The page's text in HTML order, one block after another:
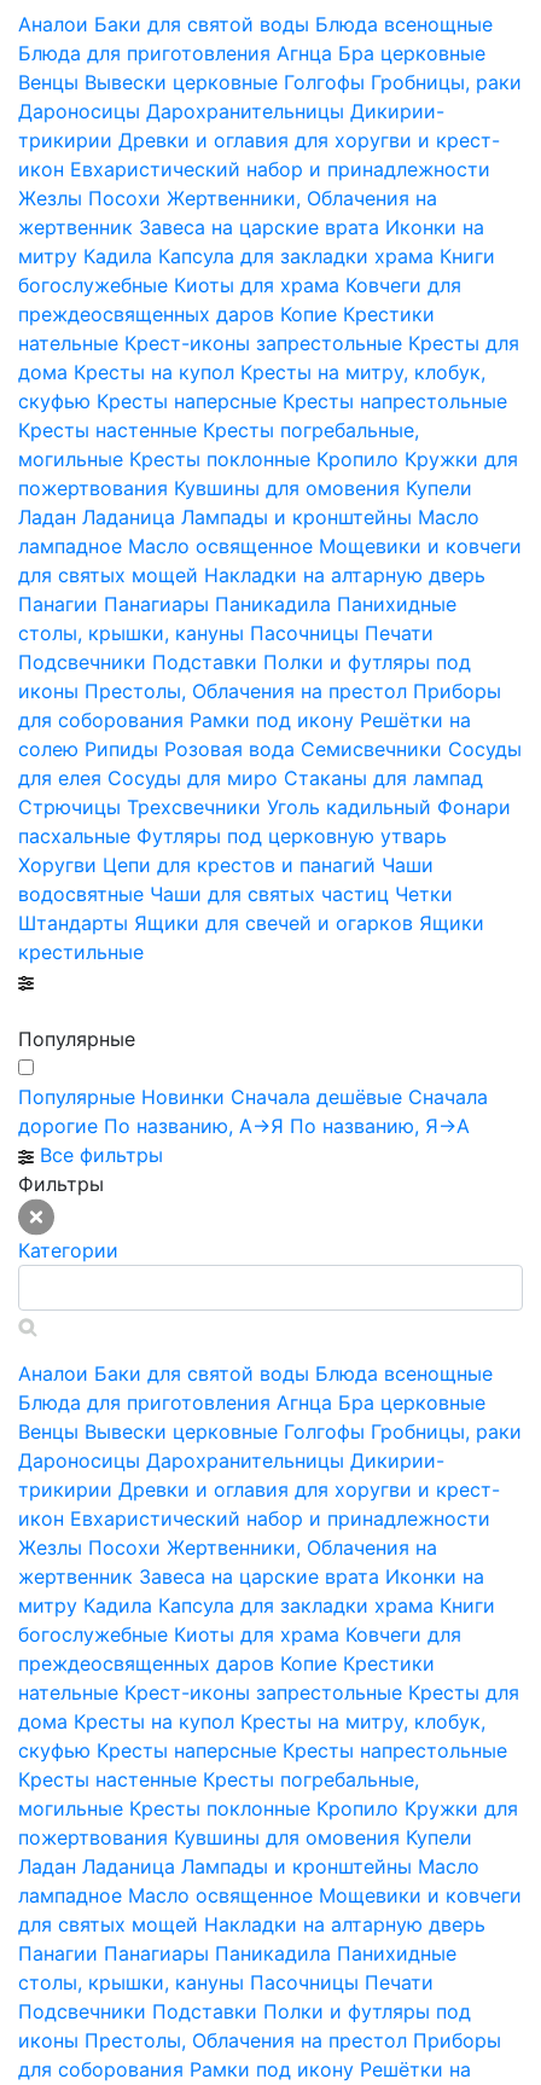
Аналои Баки для святой воды Блюда всенощные
Блюда для приготовления Агнца Бра церковные
Венцы Вывески церковные Голгофы Гробницы, раки
Дароносицы Дарохранительницы Дикирии-
трикирии Древки и оглавия для хоругви и крест-
икон Евхаристический набор и принадлежности
Жезлы Посохи Жертвенники, Облачения на
жертвенник Завеса на царские врата Иконки на
митру Кадила Капсула для закладки храма Книги
богослужебные Киоты для храма Ковчеги для
преждеосвященных даров Копие Крестики
нательные Крест-иконы запрестольные Кресты для
дома Кресты на купол Кресты на митру, клобук,
скуфью Кресты наперсные Кресты напрестольные
Кресты настенные Кресты погребальные,
могильные Кресты поклонные Кропило Кружки для
пожертвования Кувшины для омовения Купели
Ладан Ладаница Лампады и кронштейны Масло
лампадное Масло освященное Мощевики и ковчеги
для святых мощей Накладки на алтарную дверь
Панагии Панагиары Паникадила Панихидные
столы, крышки, кануны Пасочницы Печати
Подсвечники Подставки Полки и футляры под
иконы Престолы, Облачения на престол Приборы
для соборования Рамки под икону Решётки на
солею Рипиды Розовая вода Семисвечники Сосуды
для елея Сосуды для миро Стаканы для лампад
Стрючицы Трехсвечники Уголь кадильный Фонари
пасхальные Футляры под церковную утварь
Хоругви Цепи для крестов и панагий Чаши
водосвятные Чаши для святых частиц Четки
Штандарты Ящики для свечей и огарков Ящики
крестильные
Популярные
Популярные Новинки Сначала дешёвые Сначала
дорогие По названию, А->Я По названию, Я->А
Все фильтры
Фильтры
Категории
Аналои Баки для святой воды Блюда всенощные
Блюда для приготовления Агнца Бра церковные
Венцы Вывески церковные Голгофы Гробницы, раки
Дароносицы Дарохранительницы Дикирии-
трикирии Древки и оглавия для хоругви и крест-
икон Евхаристический набор и принадлежности
Жезлы Посохи Жертвенники, Облачения на
жертвенник Завеса на царские врата Иконки на
митру Кадила Капсула для закладки храма Книги
богослужебные Киоты для храма Ковчеги для
преждеосвященных даров Копие Крестики
нательные Крест-иконы запрестольные Кресты для
дома Кресты на купол Кресты на митру, клобук,
скуфью Кресты наперсные Кресты напрестольные
Кресты настенные Кресты погребальные,
могильные Кресты поклонные Кропило Кружки для
пожертвования Кувшины для омовения Купели
Ладан Ладаница Лампады и кронштейны Масло
лампадное Масло освященное Мощевики и ковчеги
для святых мощей Накладки на алтарную дверь
Панагии Панагиары Паникадила Панихидные
столы, крышки, кануны Пасочницы Печати
Подсвечники Подставки Полки и футляры под
иконы Престолы, Облачения на престол Приборы
для соборования Рамки под икону Решётки на